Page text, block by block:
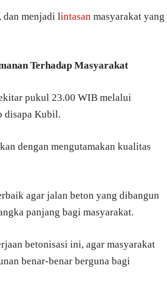
dan menjadi lintasan masyarakat yang
Terhadap Masyarakat
pukul 23.00 WIB melalui
disapa Kubil.
dengan mengutamakan kualitas
agar jalan beton yang dibangun
panjang bagi masyarakat.
betonisasi ini, agar masyarakat
benar-benar berguna bagi